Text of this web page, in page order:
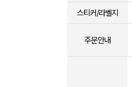
스티커/라벨지
주문안내